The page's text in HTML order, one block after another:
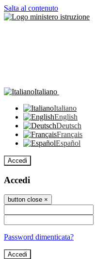
Salta al contenuto
Italiano
Italiano
English
Deutsch
Français
Español
Accedi
Accedi
button close ×
Password dimenticata?